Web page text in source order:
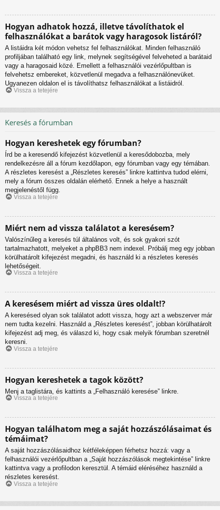
Hogyan adhatok hozzá, illetve távolíthatok el
felhasználókat a barátok vagy haragosok listáról?
A listáidra két módon vehetsz fel felhasználókat. Minden felhasználó
profiljában található egy link, melynek segítségével felveheted a barátaid
vagy a haragosaid közé. Emellett a felhasználói vezérlőpultban is
felvehetsz embereket, közvetlenül megadva a felhasználónevüket.
Ugyanezen oldalon el is távolíthatsz felhasználókat a listáidról.
Vissza a tetejére
Keresés a fórumban
Hogyan kereshetek egy fórumban?
Írd be a keresendő kifejezést közvetlenül a keresődobozba, mely
rendelkezésre áll a fórum kezdőlapon, egy fórumban vagy egy témában.
A részletes keresést a „Részletes keresés” linkre kattintva tudod elérni,
mely a fórum összes oldalán elérhető. Ennek a helye a használt
megjelenéstől függ.
Vissza a tetejére
Miért nem ad vissza találatot a keresésem?
Valószínűleg a keresés túl általános volt, és sok gyakori szót
tartalmazhatott, melyeket a phpBB3 nem indexel. Próbálj meg egy jobban
körülhatárolt kifejezést megadni, és használd ki a részletes keresés
lehetőségeit.
Vissza a tetejére
A keresésem miért ad vissza üres oldalt!?
A keresésed olyan sok találatot adott vissza, hogy azt a webszerver már
nem tudta kezelni. Használd a „Részletes keresést”, jobban körülhatárolt
kifejezést adj meg, és válaszd ki, hogy csak melyik fórumban szeretnél
keresni.
Vissza a tetejére
Hogyan kereshetek a tagok között?
Menj a taglistára, és kattints a „Felhasználó keresése” linkre.
Vissza a tetejére
Hogyan találhatom meg a saját hozzászólásaimat és
témáimat?
A saját hozzászólásaidhoz kétféleképpen férhetsz hozzá: vagy a
felhasználói vezérlőpultban a „Saját hozzászólások megtekintése” linkre
kattintva vagy a profilodon keresztül. A témáid eléréséhez használd a
részletes keresést.
Vissza a tetejére